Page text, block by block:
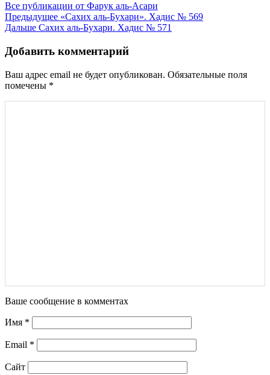
Все публикации от Фарук аль-Асари
Навигация
по
записям
Предыдущее «Сахих аль-Бухари». Хадис № 569
Дальше Сахих аль-Бухари. Хадис № 571
Добавить комментарий
Ваш адрес email не будет опубликован. Обязательные поля
помечены *
Ваше сообщение в комментах
Имя *
Email *
Сайт